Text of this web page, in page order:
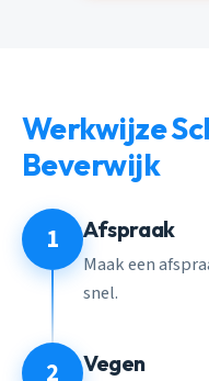
Werkwijze
Beverwijk
1 Afspraak
Maak een
snel.
2 Vegen